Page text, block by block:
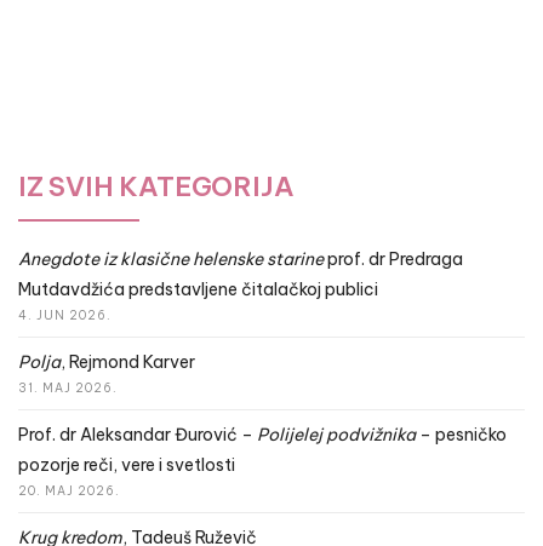
IZ SVIH KATEGORIJA
Anegdote iz klasične helenske starineprof. dr Predraga
Mutdavdžića predstavljene čitalačkoj publici
4. JUN 2026.
Polja, Rejmond Karver
31. MAJ 2026.
Prof. dr Aleksandar Đurović – Polijelej podvižnika– pesničko
pozorje reči, vere i svetlosti
20. MAJ 2026.
Krug kredom, Tadeuš Ruževič